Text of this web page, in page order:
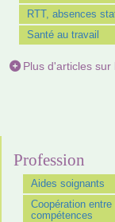
RTT, absences
Santé au travail
Plus d'articles sur
Profession
Aides soignants
Coopération
compétences